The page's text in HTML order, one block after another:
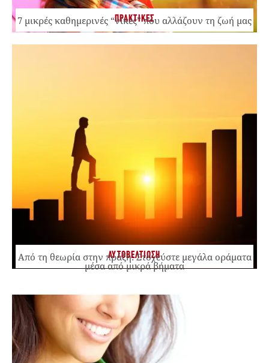
ΠΡΑΚΤΙΚΕΣ
7 μικρές καθημερινές “νίκες” που αλλάζουν τη ζωή μας
ΑΥΤΟΒΕΛΤΙΩΣΗ
Από τη θεωρία στην πράξη: Στοχεύστε μεγάλα οράματα
μέσα από μικρά βήματα